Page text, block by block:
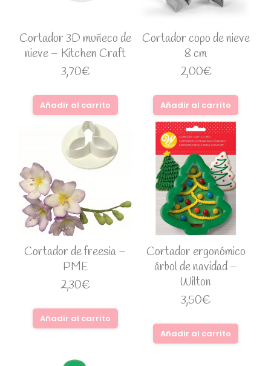
Cortador 3D muñeco de
nieve – Kitchen Craft
3,70€
Añadir al carrito
Cortador copo de nieve
8 cm
2,00€
Añadir al carrito
Cortador de freesia –
PME
2,30€
Añadir al carrito
Cortador ergonómico
árbol de navidad –
Wilton
3,50€
Añadir al carrito